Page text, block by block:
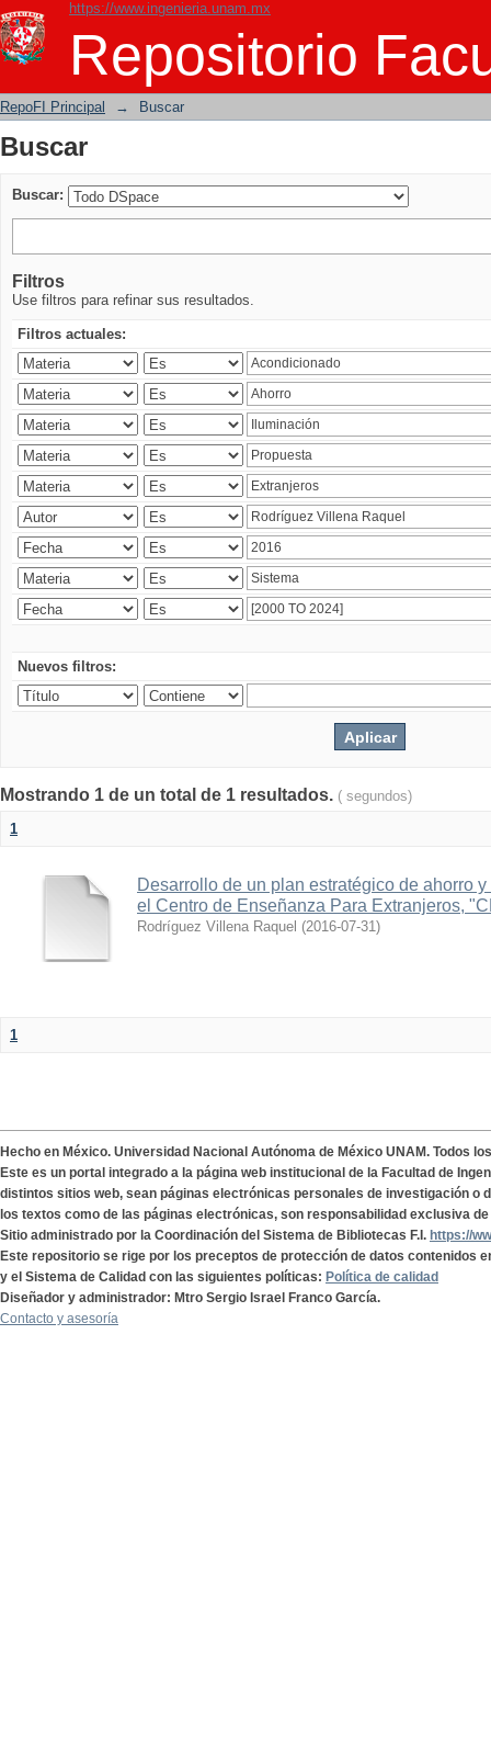
https://www.ingenieria.unam.mx
Repositorio
Buscar
RepoFI Principal → Buscar
Buscar
Buscar:
Filtros
Use filtros para refinar sus resultados.
Filtros actuales:
Nuevos filtros:
Mostrando 1 de un total de 1 resultados. ( segundos)
1
Desarrollo de un plan estratégico de ahorro
el Centro de Enseñanza Para Extranjeros,
Rodríguez Villena Raquel (2016-07-31)
1
Hecho en México. Universidad Nacional Autónoma de México UNAM. Todos
Este es un portal integrado a la página web institucional de la Facultad de
distintos sitios web, sean páginas electrónicas personales de investigación o
los textos como de las páginas electrónicas, son responsabilidad exclusiva
Sitio administrado por la Coordinación del Sistema de Bibliotecas F.I. https://
Este repositorio se rige por los preceptos de protección de datos contenidos
y el Sistema de Calidad con las siguientes políticas: Política de calidad
Diseñador y administrador: Mtro Sergio Israel Franco García.
Contacto y asesoría